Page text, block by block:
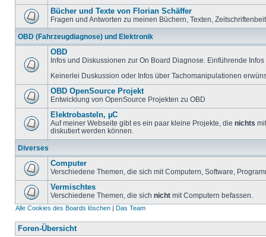
Bücher und Texte von Florian Schäffer
Fragen und Antworten zu meinen Büchern, Texten,
OBD (Fahrzeugdiagnose) und Elektronik
OBD
Infos und Diskussionen zur On Board Diagnose. Einführende
Keinerlei Duskussion oder Infos über Tachomanipulationen
OBD OpenSource Projekt
Entwicklung von OpenSource Projekten zu OBD
Elektrobasteln, µC
Auf meiner Webseite gibt es ein paar kleine Projekte, die nichts
diskutiert werden können.
Diverses
Computer
Verschiedene Themen, die sich mit Computern, Software,
Vermischtes
Verschiedene Themen, die sich nicht mit Computern befassen.
Alle Cookies des Boards löschen | Das Team
Foren-Übersicht